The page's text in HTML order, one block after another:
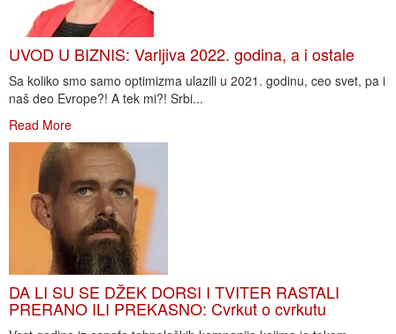
UVOD U BIZNIS: Varljiva 2022. godina, a i ostale
Sa koliko smo samo optimizma ulazili u 2021. godinu, ceo svet, pa i
naš deo Evrope?! A tek mi?! Srbi...
Read More
DA LI SU SE DŽEK DORSI I TVITER RASTALI
PRERANO ILI PREKASNO: Cvrkut o cvrkutu